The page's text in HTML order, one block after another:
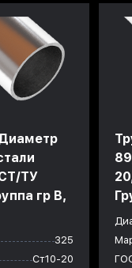
ТУ
гр В,
325
Ст10-20